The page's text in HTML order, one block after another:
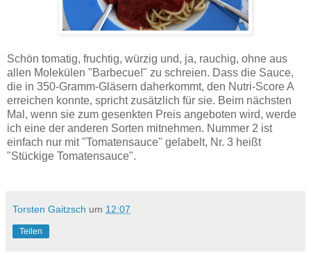
Schön tomatig, fruchtig, würzig und, ja, rauchig, ohne aus
allen Molekülen "Barbecue!" zu schreien. Dass die Sauce,
die in 350-Gramm-Gläsern daherkommt, den Nutri-Score A
erreichen konnte, spricht zusätzlich für sie. Beim nächsten
Mal, wenn sie zum gesenkten Preis angeboten wird, werde
ich eine der anderen Sorten mitnehmen. Nummer 2 ist
einfach nur mit "Tomatensauce" gelabelt, Nr. 3 heißt
"Stückige Tomatensauce".
Torsten Gaitzsch um 12:07
Teilen